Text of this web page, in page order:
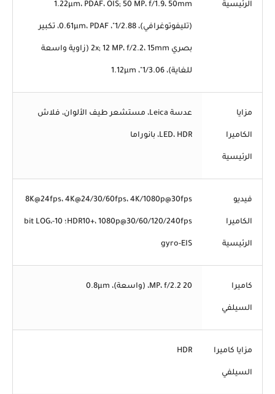
الرئيسية 1.22µm، PDAF، OIS; 50 MP، f/1.9، 50mm
(تليفوتوغرافي)، 1/2.88"، 0.61µm، PDAF، تكبير
بصري 2x; 12 MP، f/2.2، 15mm (زاوية واسعة
للغاية)، 1/3.06"، 1.12µm
مزايا
الكاميرا
الرئيسية
عدسة Leica، مستشعر طيف الألوان، فلاش
LED، HDR، بانوراما
فيديو
الكاميرا
الرئيسية
8K@24fps، 4K@24/30/60fps، 4K/1080p@30fps
HDR10+، 1080p@30/60/120/240fps؛ 10-bit LOG،
gyro-EIS
كاميرا
السيلفي
20 MP، f/2.2، (واسعة)، 0.8µm
مزايا كاميرا
السيلفي
HDR